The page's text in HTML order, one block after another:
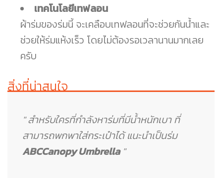
เทคโนโลยีเทฟลอน
ผ้าร่มของร่มนี้ จะเคลือบเทฟลอนที่จะช่วยกันน้ำและ
ช่วยให้ร่มแห้งเร็ว โดยไม่ต้องรอเวลานานมากเลย
ครับ
สิ่งที่น่าสนใจ
" สำหรับใครที่กำลังหาร่มที่มีน้ำหนักเบา ที่
สามารถพกพาใส่กระเป๋าได้ แนะนำเป็นร่ม
ABCCanopy Umbrella"